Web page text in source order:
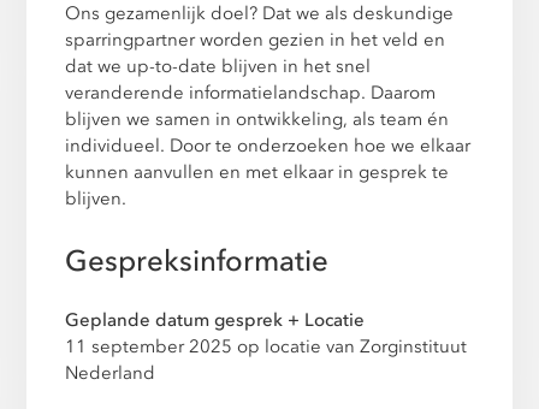
Ons gezamenlijk doel? Dat we als deskundige
sparringpartner worden gezien in het veld en
dat we up-to-date blijven in het snel
veranderende informatielandschap. Daarom
blijven we samen in ontwikkeling, als team én
individueel. Door te onderzoeken hoe we elkaar
kunnen aanvullen en met elkaar in gesprek te
blijven.
Gespreksinformatie
Geplande datum gesprek + Locatie
11 september 2025 op locatie van Zorginstituut
Nederland